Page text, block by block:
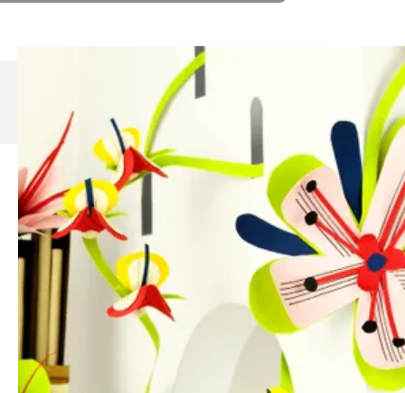
Découvrez la saison 2026 des
Romainmôtier
De l’énergie débordante des
concertos de Vivaldi au raffinement
exquis du contrepoint des sonates
en trio de Telemann, Charlotte
Schneider (flûte à bec) et Guy-
Baptiste Jaccottet (orgue)
proposent un tout nouveau